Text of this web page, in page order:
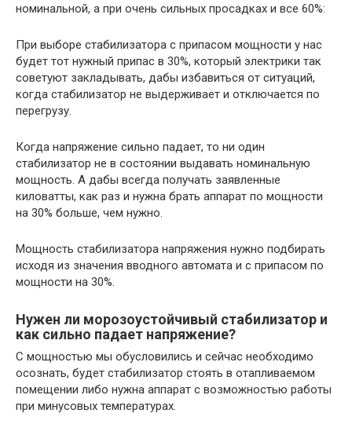
номинальной, а при очень сильных просадках и все 60%:
При выборе стабилизатора с припасом мощности у нас
будет тот нужный припас в 30%, который электрики так
советуют закладывать, дабы избавиться от ситуаций,
когда стабилизатор не выдерживает и отключается по
перегрузу.
Когда напряжение сильно падает, то ни один
стабилизатор не в состоянии выдавать номинальную
мощность. А дабы всегда получать заявленные
киловатты, как раз и нужна брать аппарат по мощности
на 30% больше, чем нужно.
Мощность стабилизатора напряжения нужно подбирать
исходя из значения вводного автомата и с припасом по
мощности на 30%.
Нужен ли морозоустойчивый стабилизатор и
как сильно падает напряжение?
С мощностью мы обусловились и сейчас необходимо
осознать, будет стабилизатор стоять в отапливаемом
помещении либо нужна аппарат с возможностью работы
при минусовых температурах.